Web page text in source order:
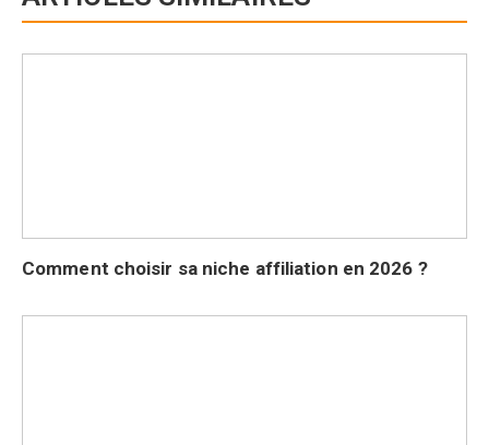
Comment choisir sa niche affiliation en 2026 ?